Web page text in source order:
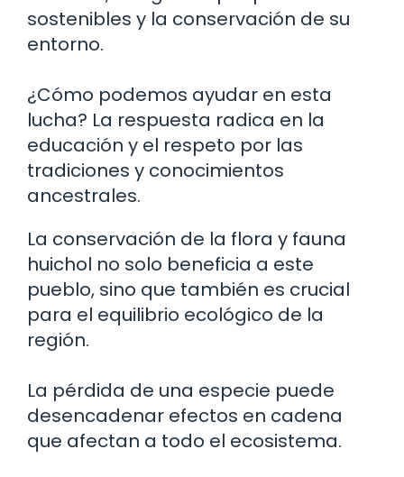
sostenibles y la conservación de su
entorno.
¿Cómo podemos ayudar en esta
lucha? La respuesta radica en la
educación y el respeto por las
tradiciones y conocimientos
ancestrales.
La conservación de la flora y fauna
huichol no solo beneficia a este
pueblo, sino que también es crucial
para el equilibrio ecológico de la
región.
La pérdida de una especie puede
desencadenar efectos en cadena
que afectan a todo el ecosistema.